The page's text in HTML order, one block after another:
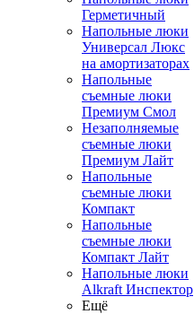
Герметичный
Напольные люки
Универсал Люкс
на амортизаторах
Напольные
съемные люки
Премиум Смол
Незаполняемые
съемные люки
Премиум Лайт
Напольные
съемные люки
Компакт
Напольные
съемные люки
Компакт Лайт
Напольные люки
Alkraft Инспектор
Ещё